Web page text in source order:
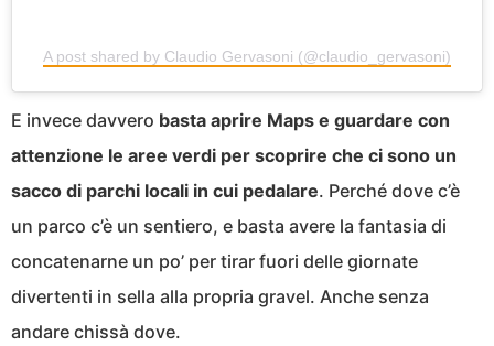
A post shared by Claudio Gervasoni (@claudio_gervasoni)
E invece davvero basta aprire Maps e guardare con
attenzione le aree verdi per scoprire che ci sono un
sacco di parchi locali in cui pedalare. Perché dove c’è
un parco c’è un sentiero, e basta avere la fantasia di
concatenarne un po’ per tirar fuori delle giornate
divertenti in sella alla propria gravel. Anche senza
andare chissà dove.